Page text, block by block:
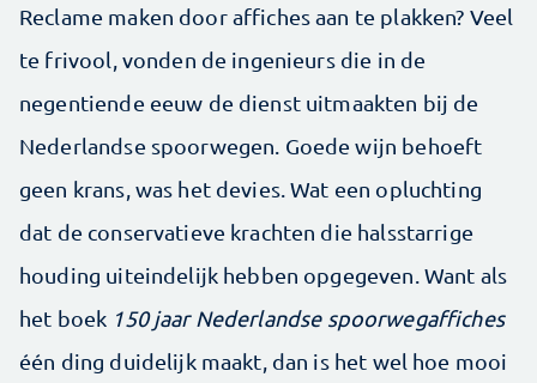
Reclame maken door affiches aan te plakken? Veel
te frivool, vonden de ingenieurs die in de
negentiende eeuw de dienst uitmaakten bij de
Nederlandse spoorwegen. Goede wijn behoeft
geen krans, was het devies. Wat een opluchting
dat de conservatieve krachten die halsstarrige
houding uiteindelijk hebben opgegeven. Want als
het boek 150 jaar Nederlandse spoorwegaffiches
één ding duidelijk maakt, dan is het wel hoe mooi